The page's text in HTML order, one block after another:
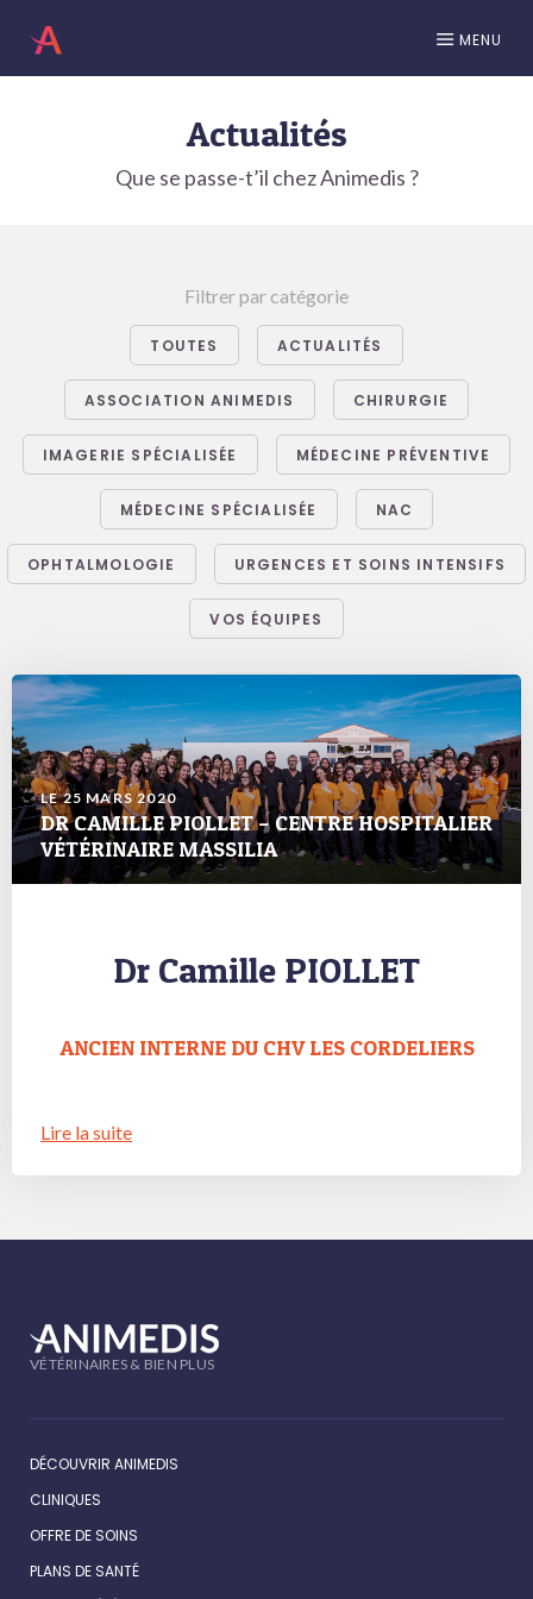
MENU
Actualités
Que se passe-t’il chez Animedis ?
Filtrer par catégorie
TOUTES ACTUALITÉS
ASSOCIATION ANIMEDIS CHIRURGIE
IMAGERIE SPÉCIALISÉE MÉDECINE PRÉVENTIVE
MÉDECINE SPÉCIALISÉE NAC
OPHTALMOLOGIE URGENCES ET SOINS INTENSIFS
VOS ÉQUIPES
LE 25 MARS 2020
DR CAMILLE PIOLLET – CENTRE HOSPITALIER
VÉTÉRINAIRE MASSILIA
Dr Camille PIOLLET
ANCIEN INTERNE DU CHV LES CORDELIERS
Lire la suite
VÉTÉRINAIRES & BIEN PLUS
DÉCOUVRIR ANIMEDIS
CLINIQUES
OFFRE DE SOINS
PLANS DE SANTÉ